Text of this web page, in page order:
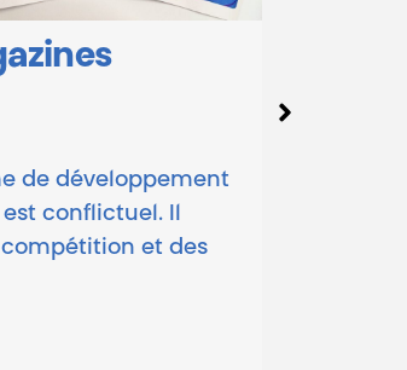
Le Petit Tarot anti-
dominations
Bienvenue dans l’univers du
Tarot anti-dominations » !